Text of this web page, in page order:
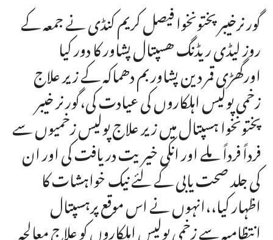
گورنرخیبرپختونخوا فیصل کریم کنڈی نے جمعہ کے
روز لیڈی ریڈنگ ھسپتال پشاور کا دور کیا
اورگھڑی قمر دین پشاور بم دھماکہ کے زیر علاج
زخمی پولیس اہلکاروں کی عیادت کی،گورنر خیبر
پختونخوا ہسپتال میں زیر علاج پولیس زخمیوں سے
فرداً فرداً ملے اور انکی خیریت دریافت کی اور ان
کی جلد صحت یابی کے لئے نیک خواہشات کا
اظہار کیا،،انہوں نے اس موقع پرہسپتال
انتظامیہ سے زخمی پولیس اہلکاروں کو علاج معالجہ